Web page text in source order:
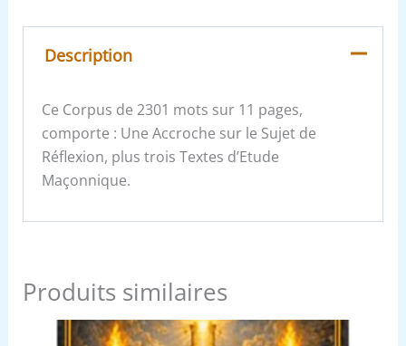
Description
Ce Corpus de 2301 mots sur 11 pages,
comporte : Une Accroche sur le Sujet de
Réflexion, plus trois Textes d’Etude
Maçonnique.
Produits similaires